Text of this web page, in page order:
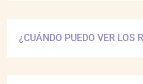
¿CUÁNDO PUEDO VER LOS